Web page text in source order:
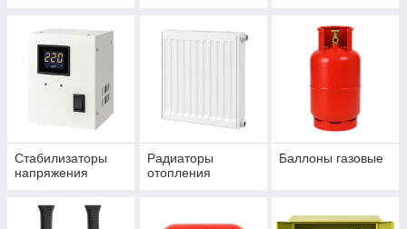
Стабилизаторы
напряжения
Радиаторы
отопления
Баллоны газовые